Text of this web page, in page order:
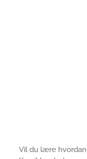
Vil du lære